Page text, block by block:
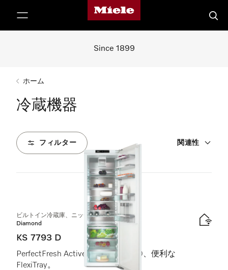
Mieleのホームページ
検索
Since 1899
ホーム
冷蔵機器
フィルター 関連性
8 製品
ビルトイン冷蔵庫、ニッチ高さ178 cm
Diamond
KS 7793 D
PerfectFresh Active、FlexiLight 2.0、便利な
FlexiTray。